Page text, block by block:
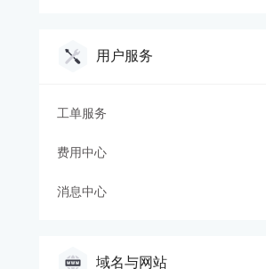
用户服务
工单服务
费用中心
消息中心
域名与网站